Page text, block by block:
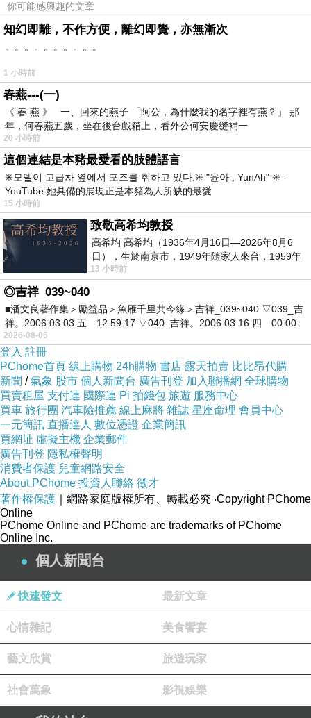
可能導致自己會變得脆弱，最終成為傷害自己的
源頭。
逃避型依戀的人在親密關係中，表現出高度的獨
立性和自給自足。他們會避免表達情感，並對於
親密關係持有保留態度，傾向在關係中保持一定
的距離，以避免感到被束縛或失去自主性。
你可能感興趣的文章
知幻即離，不作方便，離幻即覺，亦無漸次
。。。。。。。。。。
1 小時前
春燕---(一)
《 春 燕 》 一、回來的燕子 「阿公，為什麼我的名字裡有燕？」 那
年，何春燕五歲，坐在後台戲箱上，看外公何安慶縫補一
20 小時前
這個連結是本豬最愛看的肢體語言
✳️모델이 고급차 옆에서 포즈를 취하고 있다.✳️ "윤아 , YunAh" ✳️ -
YouTube 她具備的展現正是本豬為人所缺的最愛
15 小時前
致敬高希均教授
高希均 高希均（1936年4月16日—2026年8月6
日），生於南京市，1949年隨家人來台，1959年
赴美深造並取得經濟發展博士學位。曾任
13 小時前
◎吉祥_039~040
■潘文良著作集＞勵益品＞魚雁千里共今緣＞吉祥_039~040 ▽039_吉
祥。2006.03.03.五 12:59:17 ▽040_吉祥。2006.03.16.四 00:00:
2026-08-06
登入 註冊
PChome首頁 線上購物 24h購物 書店 露天拍賣 比比昂代購
新聞 /氣象 股市 個人新聞台 廣告刊登 加入聯播網 全球購物
買賣租屋 支付連 國際連 Pi 拍錢包 旅遊 服務中心
買車 旅行團 汽車險推薦 線上麻將 雜誌 星座命理 會員中心
一元簡訊 直播達人 數位憑證 企業簡訊
買網址 虛擬主機 企業郵件
廣告刊登 隱私權聲明
消費者保護 兒童網路安全
About PChome 投資人聯絡 徵才
著作權保護 ｜網路家庭版權所有、轉載必究 ‧Copyright PChome
Online
PChome Online and PChome are trademarks of PChome
Online Inc.
個人新聞台
快速發文 最新文章
心情雜記 美食饗宴
藝文欣賞 旅遊玩家
社會萬象 影視娛樂